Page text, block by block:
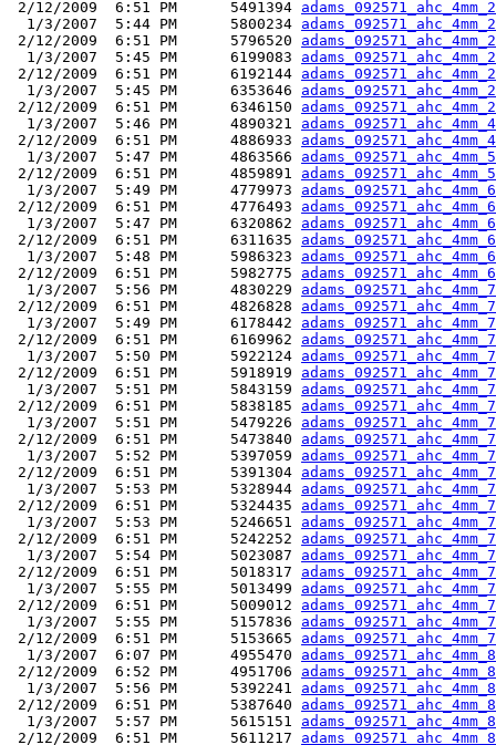
2/12/2009  6:51 PM      5491394
  1/3/2007  5:44 PM      5800234
2/12/2009  6:51 PM      5796520
  1/3/2007  5:45 PM      6199083
2/12/2009  6:51 PM      6192144
  1/3/2007  5:45 PM      6353646
2/12/2009  6:51 PM      6346150
  1/3/2007  5:46 PM      4890321
2/12/2009  6:51 PM      4886933
  1/3/2007  5:47 PM      4863566
2/12/2009  6:51 PM      4859891
  1/3/2007  5:49 PM      4779973
2/12/2009  6:51 PM      4776493
  1/3/2007  5:47 PM      6320862
2/12/2009  6:51 PM      6311635
  1/3/2007  5:48 PM      5986323
2/12/2009  6:51 PM      5982775
  1/3/2007  5:56 PM      4830229
2/12/2009  6:51 PM      4826828
  1/3/2007  5:49 PM      6178442
2/12/2009  6:51 PM      6169962
  1/3/2007  5:50 PM      5922124
2/12/2009  6:51 PM      5918919
  1/3/2007  5:51 PM      5843159
2/12/2009  6:51 PM      5838185
  1/3/2007  5:51 PM      5479226
2/12/2009  6:51 PM      5473840
  1/3/2007  5:52 PM      5397059
2/12/2009  6:51 PM      5391304
  1/3/2007  5:53 PM      5328944
2/12/2009  6:51 PM      5324435
  1/3/2007  5:53 PM      5246651
2/12/2009  6:51 PM      5242252
  1/3/2007  5:54 PM      5023087
2/12/2009  6:51 PM      5018317
  1/3/2007  5:55 PM      5013499
2/12/2009  6:51 PM      5009012
  1/3/2007  5:55 PM      5157836
2/12/2009  6:51 PM      5153665
  1/3/2007  6:07 PM      4955470
2/12/2009  6:52 PM      4951706
  1/3/2007  5:56 PM      5392241
2/12/2009  6:51 PM      5387640
  1/3/2007  5:57 PM      5615151
2/12/2009  6:51 PM      5611217